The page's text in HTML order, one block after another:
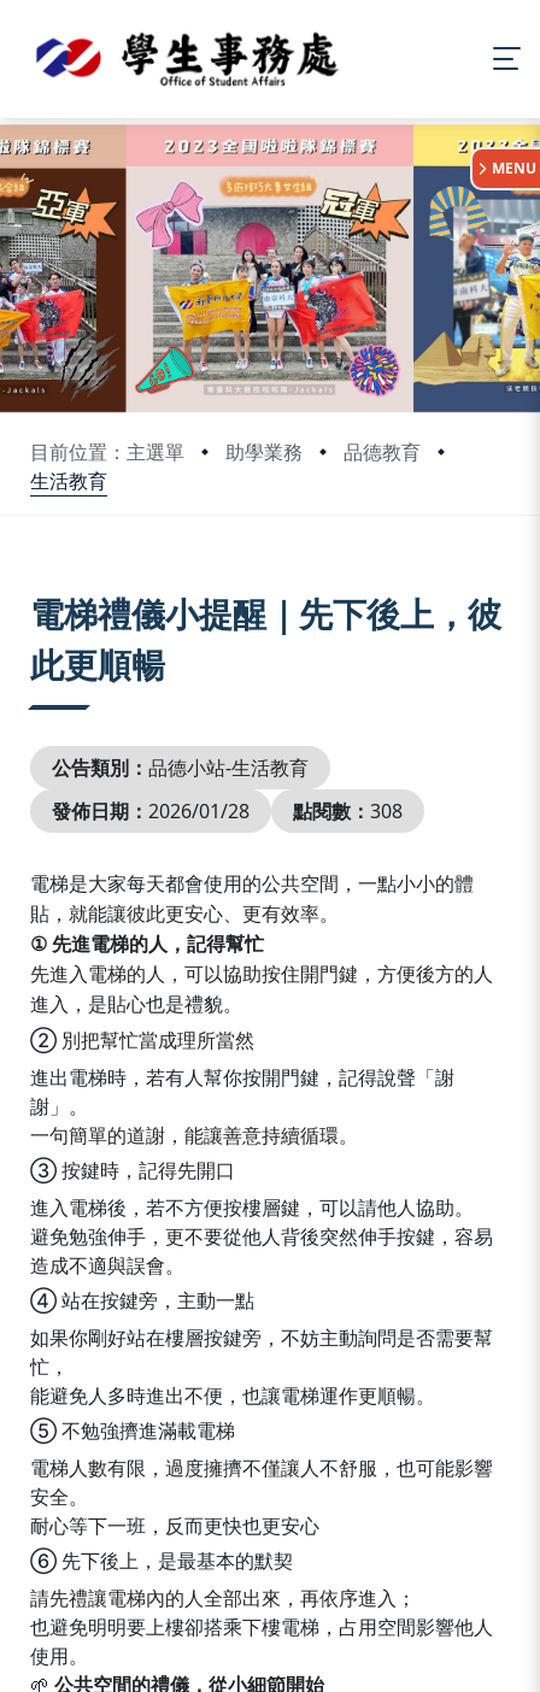
目前位置：主選單 助學業務
品德教育
生活教育
MENU
電梯禮儀小提醒｜先下後上，彼
此更順暢
公告類別： 品德小站-生活教育
發佈日期： 2026/01/28 點閱數： 308
電梯是大家每天都會使用的公共空間，一點小小的體
貼，就能讓彼此更安心、更有效率。
① 先進電梯的人，記得幫忙
先進入電梯的人，可以協助按住開門鍵，方便後方的人
進入，是貼心也是禮貌。
② 別把幫忙當成理所當然
進出電梯時，若有人幫你按開門鍵，記得說聲「謝
謝」。
一句簡單的道謝，能讓善意持續循環。
③按鍵時，記得先開口
進入電梯後，若不方便按樓層鍵，可以請他人協助。
避免勉強伸手，更不要從他人背後突然伸手按鍵，容易
造成不適與誤會。
④站在按鍵旁，主動一點
如果你剛好站在樓層按鍵旁，不妨主動詢問是否需要幫
忙，
能避免人多時進出不便，也讓電梯運作更順暢。
⑤不勉強擠進滿載電梯
電梯人數有限，過度擁擠不僅讓人不舒服，也可能影響
安全。
耐心等下一班，反而更快也更安心
⑥ 先下後上，是最基本的默契
請先禮讓電梯內的人全部出來，再依序進入；
也避免明明要上樓卻搭乘下樓電梯，占用空間影響他人
使用。
🌱 公共空間的禮儀，從小細節開始